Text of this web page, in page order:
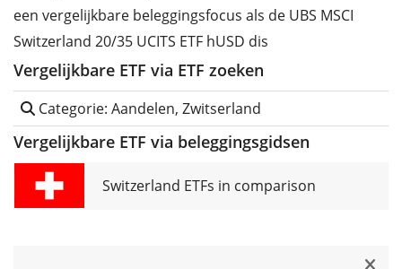
een vergelijkbare beleggingsfocus als de UBS MSCI
Switzerland 20/35 UCITS ETF hUSD dis
Vergelijkbare ETF via ETF zoeken
Categorie: Aandelen, Zwitserland
Vergelijkbare ETF via beleggingsgidsen
Switzerland ETFs in comparison